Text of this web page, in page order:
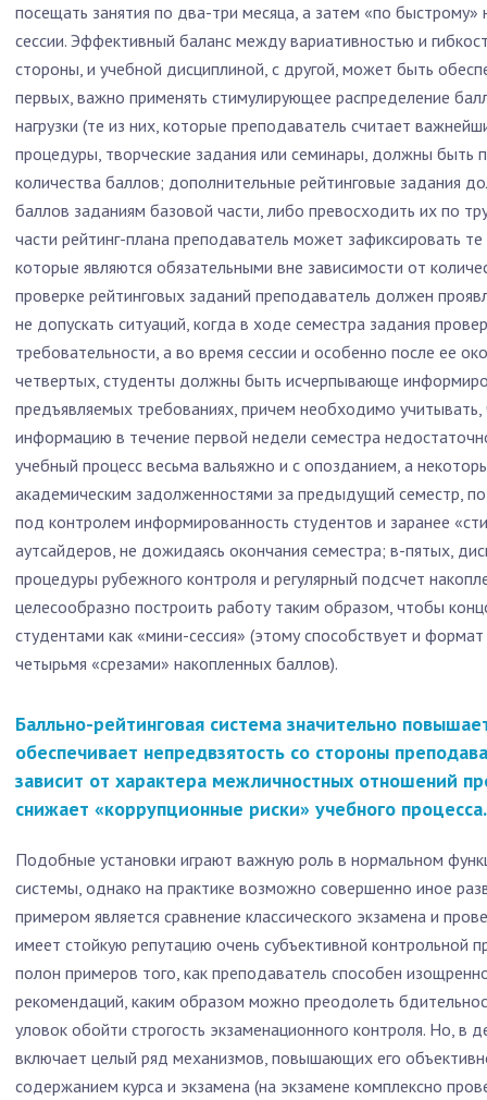
посещать занятия по два-три месяца, а затем «по быстрому»
сессии. Эффективный баланс между вариативностью и
стороны, и учебной дисциплиной, с другой, может быть
первых, важно применять стимулирующее распределение
нагрузки (те из них, которые преподаватель считает
процедуры, творческие задания или семинары, должны быть
количества баллов; дополнительные рейтинговые задания
баллов заданиям базовой части, либо превосходить их по
части рейтинг-плана преподаватель может зафиксировать
которые являются обязательными вне зависимости от
проверке рейтинговых заданий преподаватель должен
не допускать ситуаций, когда в ходе семестра задания
требовательности, а во время сессии и особенно после ее
четвертых, студенты должны быть исчерпывающе
предъявляемых требованиях, причем необходимо
информацию в течение первой недели семестра
учебный процесс весьма вальяжно и с опозданием, а
академическим задолженностями за предыдущий семестр,
под контролем информированность студентов и заранее
аутсайдеров, не дожидаясь окончания семестра; в-пятых,
процедуры рубежного контроля и регулярный подсчет
целесообразно построить работу таким образом, чтобы
студентами как «мини-сессия» (этому способствует и
четырьмя «срезами» накопленных баллов).
Балльно-рейтинговая система значительно
обеспечивает непредвзятость со стороны
зависит от характера межличностных отношений
снижает «коррупционные риски» учебного процесса.
Подобные установки играют важную роль в нормальном
системы, однако на практике возможно совершенно иное
примером является сравнение классического экзамена и
имеет стойкую репутацию очень субъективной контрольной
полон примеров того, как преподаватель способен
рекомендаций, каким образом можно преодолеть
уловок обойти строгость экзаменационного контроля. Но, в
включает целый ряд механизмов, повышающих его
содержанием курса и экзамена (на экзамене комплексно